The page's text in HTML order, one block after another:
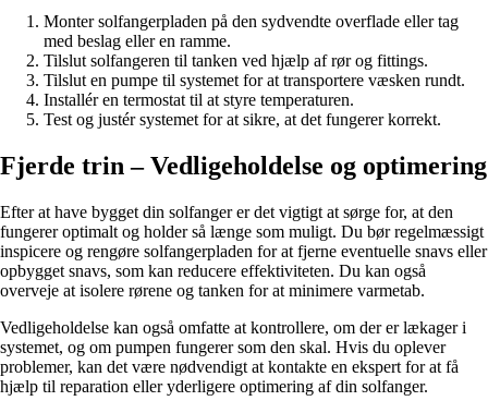
Monter solfangerpladen på den sydvendte overflade eller tag
med beslag eller en ramme.
Tilslut solfangeren til tanken ved hjælp af rør og fittings.
Tilslut en pumpe til systemet for at transportere væsken rundt.
Installér en termostat til at styre temperaturen.
Test og justér systemet for at sikre, at det fungerer korrekt.
Fjerde trin – Vedligeholdelse og optimering
Efter at have bygget din solfanger er det vigtigt at sørge for, at den
fungerer optimalt og holder så længe som muligt. Du bør regelmæssigt
inspicere og rengøre solfangerpladen for at fjerne eventuelle snavs eller
opbygget snavs, som kan reducere effektiviteten. Du kan også
overveje at isolere rørene og tanken for at minimere varmetab.
Vedligeholdelse kan også omfatte at kontrollere, om der er lækager i
systemet, og om pumpen fungerer som den skal. Hvis du oplever
problemer, kan det være nødvendigt at kontakte en ekspert for at få
hjælp til reparation eller yderligere optimering af din solfanger.